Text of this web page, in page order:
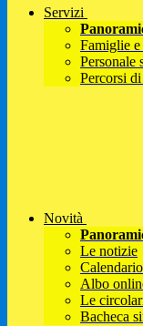
Servizi
Famiglie e
Personale
Percorsi
Novità
Le notizie
Albo
Le
Bacheca